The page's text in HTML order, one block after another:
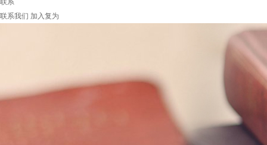
联系
联系我们 加入复为